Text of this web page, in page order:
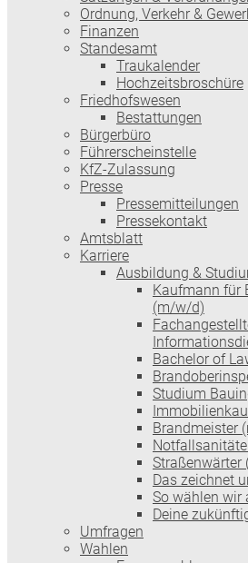
Ordnung, Verkehr &
Finanzen
Standesamt
Traukalender
Hochzeitsbroschüre
Friedhofswesen
Bestattungen
Bürgerbüro
Führerscheinstelle
KfZ-Zulassung
Presse
Pressemitteilungen
Pressekontakt
Amtsblatt
Karriere
Ausbildung &
Kaufmann für
(m/w/d)
Bachelor of
Studium
Brandmeister
Straßenwärter
Das zeichnet
So wählen wir
Deine
Umfragen
Wahlen